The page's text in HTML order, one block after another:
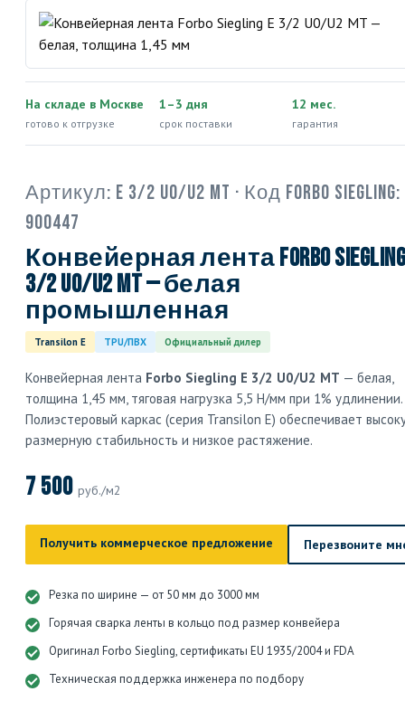
На складе в Москве
готово к отгрузке
1–3 дня
срок поставки
12 мес.
гарантия
Артикул: E 3/2 U0/U2 MT · Код Forbo Siegling:
900447
Конвейерная лента Forbo Siegling
3/2 U0/U2 MT — белая
промышленная
Transilon E TPU/ПВХ Официальный дилер
Конвейерная лента Forbo Siegling E 3/2 U0/U2 MT — белая,
толщина 1,45 мм, тяговая нагрузка 5,5 Н/мм при 1% удлинении.
Полиэстеровый каркас (серия Transilon E) обеспечивает
размерную стабильность и низкое растяжение.
7 500 руб./м2
Получить коммерческое предложение Перезвоните
Резка по ширине — от 50 мм до 3000 мм
Горячая сварка ленты в кольцо под размер конвейера
Оригинал Forbo Siegling, сертификаты EU 1935/2004 и FDA
Техническая поддержка инженера по подбору